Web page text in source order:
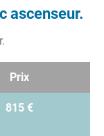
ascenseur.
Prix
815 €